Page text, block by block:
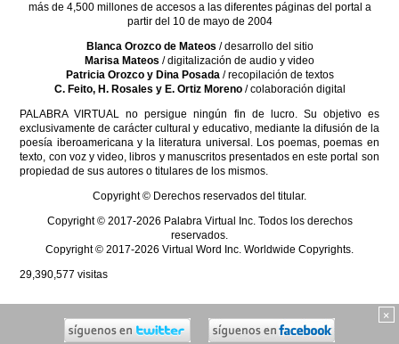
×
más de 4,500 millones de accesos a las diferentes páginas del portal a
partir del 10 de mayo de 2004
Blanca Orozco de Mateos / desarrollo del sitio
Marisa Mateos / digitalización de audio y video
Patricia Orozco y Dina Posada/ recopilación de textos
C. Feito, H. Rosales y E. Ortiz Moreno/ colaboración digital
PALABRA VIRTUAL no persigue ningún fin de lucro. Su objetivo es
exclusivamente de carácter cultural y educativo, mediante la difusión de la
poesía iberoamericana y la literatura universal. Los poemas, poemas en
texto, con voz y video, libros y manuscritos presentados en este portal son
propiedad de sus autores o titulares de los mismos.
Copyright © Derechos reservados del titular.
Copyright © 2017-2026 Palabra Virtual Inc. Todos los derechos
reservados.
Copyright © 2017-2026 Virtual Word Inc. Worldwide Copyrights.
29,390,577 visitas